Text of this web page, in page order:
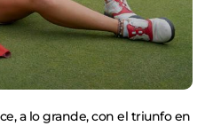
a lo grande, con el triunfo en